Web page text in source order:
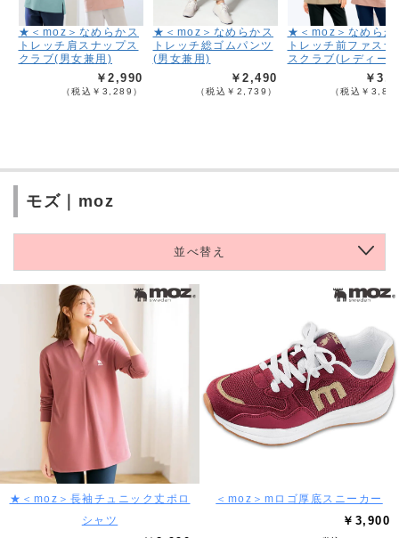
★＜moz＞なめらかス
トレッチ肩スナップス
クラブ(男女兼用)
￥2,990
（税込￥3,289）
★＜moz＞なめらかス
トレッチ総ゴムパンツ
(男女兼用)
￥2,490
（税込￥2,739）
★＜moz＞なめらか
トレッチ前ファスナ
スクラブ(レディー
￥
（税込￥
モズ｜moz
並べ替え
★＜moz＞長袖チュニック丈ポロ
シャツ
＜moz＞mロゴ厚底スニーカー
￥3,900